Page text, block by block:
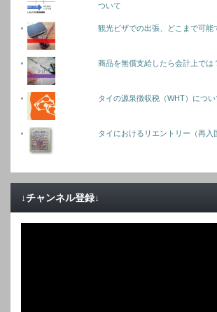
ついて
観光ビザでの出張、どこまで可能
商品を無償支給したら会計上では
タイの源泉徴収税（WHT）につい
タイにおけるリエントリー（再入
↓チャンネル登録↓